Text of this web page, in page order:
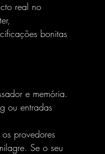
real no
bonitas
e memória.
ou entradas
provedores
Se o seu